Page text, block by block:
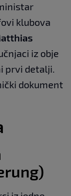
klubova
iz obje
prvi detalji.
dokument